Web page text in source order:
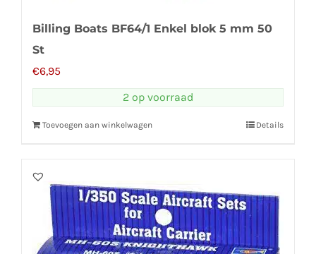
Billing Boats BF64/1 Enkel blok 5 mm 50
St
€6,95
2 op voorraad
Toevoegen aan winkelwagen Details